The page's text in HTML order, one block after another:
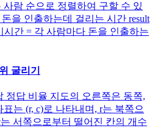
람 순으로 정렬하여 구할 수 있
을 인출하는데 걸리는 시간 result
시간 = 각 사람마다 돈을 인출하는
굴리기
정답 비율 지도의 오른쪽은 동쪽,
는 (r, c)로 나타내며, r는 북쪽으
서쪽으로부터 떨어진 칸의 개수